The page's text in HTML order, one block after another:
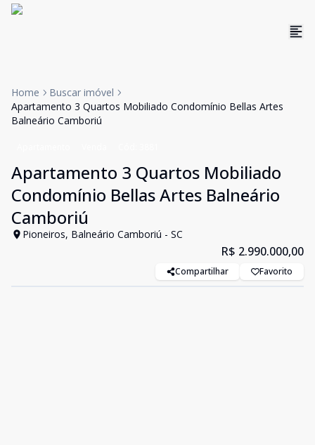
Home
Buscar imóvel
Apartamento 3 Quartos Mobiliado Condomínio Bellas Artes
Balneário Camboriú
Apartamento 3 Quartos Mobiliado
Condomínio Bellas Artes Balneário
Camboriú
Pioneiros, Balneário Camboriú - SC
R$ 2.990.000,00
Compartilhar Favorito